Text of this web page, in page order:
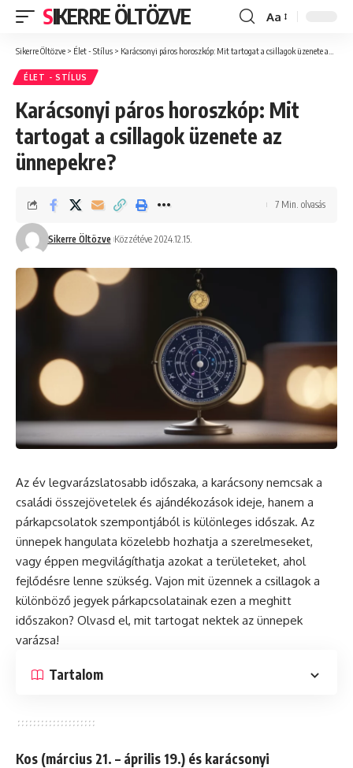
SIKERRE ÖLTÖZVE
Font
Resizer
Aa
Sikerre Öltözve > Élet - Stílus > Karácsonyi páros horoszkóp: Mit tartogat a csillagok üzenete az ünnepekre?
ÉLET - STÍLUS
Karácsonyi páros horoszkóp: Mit
tartogat a csillagok üzenete az
ünnepekre?
Sikerre Öltözve Közzétéve 2024.12.15.
7 Min. olvasás
Az év legvarázslatosabb időszaka, a karácsony nemcsak a
családi összejövetelek és ajándékozások ideje, hanem a
párkapcsolatok szempontjából is különleges időszak. Az
ünnepek hangulata közelebb hozhatja a szerelmeseket,
vagy éppen megvilágíthatja azokat a területeket, ahol
fejlődésre lenne szükség. Vajon mit üzennek a csillagok a
különböző jegyek párkapcsolatainak ezen a meghitt
időszakon? Olvasd el, mit tartogat nektek az ünnepek
varázsa!
Tartalom
Kos (március 21. – április 19.) és karácsonyi